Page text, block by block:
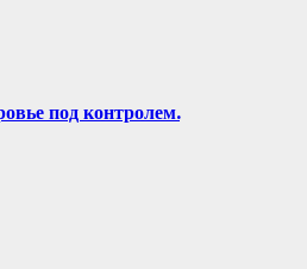
под контролем.